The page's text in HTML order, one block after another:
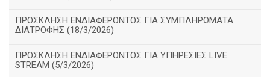
ΠΡΟΣΚΛΗΣΗ ΕΝΔΙΑΦΕΡΟΝΤΟΣ ΓΙΑ ΣΥΜΠΛΗΡΩΜΑΤΑ
ΔΙΑΤΡΟΦΗΣ (18/3/2026)
ΠΡΟΣΚΛΗΣΗ ΕΝΔΙΑΦΕΡΟΝΤΟΣ ΓΙΑ ΥΠΗΡΕΣΙΕΣ LIVE
STREAM (5/3/2026)